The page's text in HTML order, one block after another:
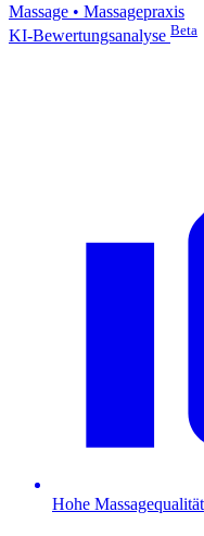
Massage • Massagepraxis
KI-Bewertungsanalyse Beta
Hohe Massagequalität